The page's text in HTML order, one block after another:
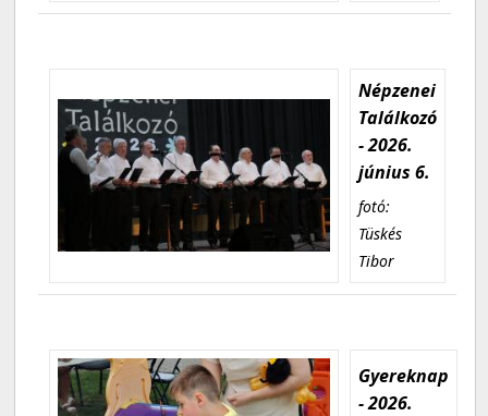
Népzenei
Találkozó
- 2026.
június 6.
fotó:
Tüskés
Tibor
Gyereknap
- 2026.